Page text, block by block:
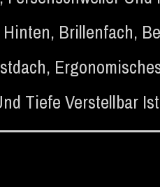
, Brillenfach,
,
Tiefe Verstellbar